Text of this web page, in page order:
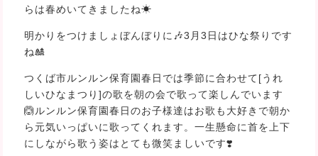
らは春めいてきましたね☀
明かりをつけましょぼんぼりに🎶3月3日はひな祭りです
ね🎎
つくば市ルンルン保育園春日では季節に合わせて[うれ
しいひなまつり]の歌を朝の会で歌って楽しんでいます
🙆ルンルン保育園春日のお子様達はお歌も大好きで朝か
ら元気いっぱいに歌ってくれます。一生懸命に首を上下
にしながら歌う姿はとても微笑ましいです❣️